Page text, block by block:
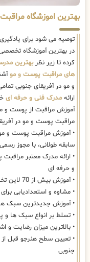
بهترین اموزشگاه
توصیه می شود برای
در بهترین آموزشگاه
کرده تا زیر نظربهترین
های مراقبت پوست و مو
و مو در آفریقای جنوبی
ارائه مدرک فنی و حرفه ای
آموزش مراقبت از پوست و
مراقبت پوست و مو در
• آموزش مراقبت پوست و مو
سابقه طولانی، با مجوز
• ارائه مدرک معتبر
و حرفه ای
• آموزش بیش از 70 لاین تخصصی از مبتدی تا فوق پیشرفته
• مشاوه و استعدادیابی
• آموزش جدیدترین سبک
• تسلط بر انواع سبک ها و
• بالاترین میزان رضایت و
• تعیین سطح هنرجو قبل
جنوبی